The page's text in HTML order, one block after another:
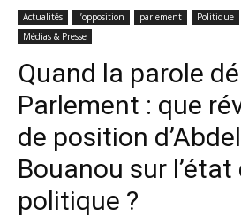
Actualités l’opposition parlement Politique
Médias & Presse
Quand la parole
Parlement : que
de position
Bouanou sur
politique ?